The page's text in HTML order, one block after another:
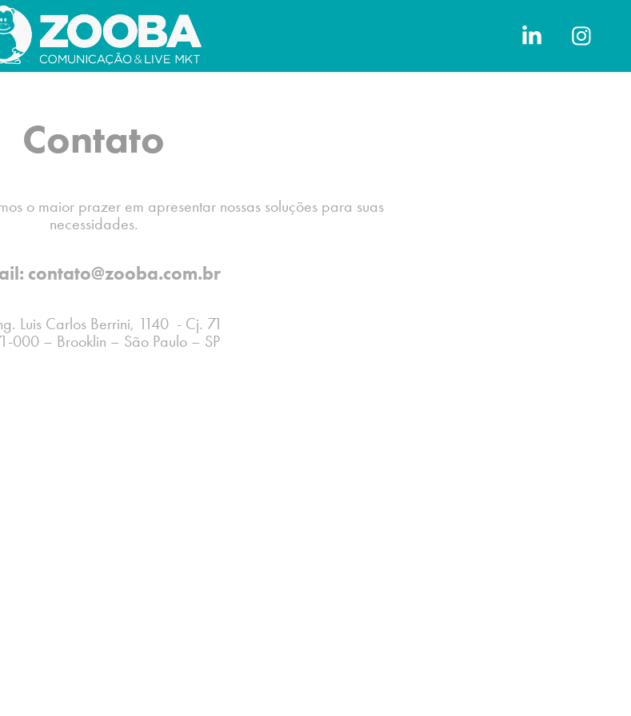
Contato
o maior prazer em apresentar nossas soluções para suas
necessidades.
contato@zooba.com.br
Luis Carlos Berrini, 1140 - Cj. 71
000 – Brooklin – São Paulo – SP